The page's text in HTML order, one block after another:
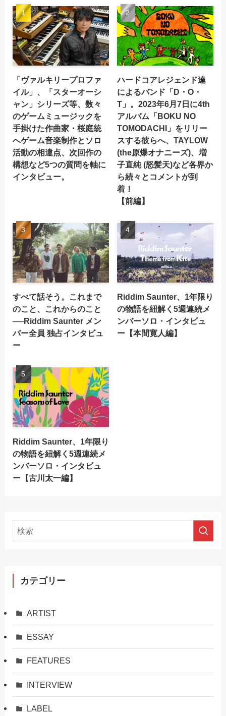
「ヴァルキリープロファ
イル」、「スターオーシ
ャン」シリーズ等、数々
のゲームミュージックを
手掛けた作曲家・桜庭統
へゲーム音楽制作とソロ
活動の相違点、次回作の
構想など5つの質問を軸に
インタビュー。
ハードコアレジェンド達
によるバンド「D・O・
T」。2023年6月7日に4th
アルバム「BOKU NO
TOMODACHI」をリリー
スする彼らへ、TAYLOW
(the原爆オナニーズ)、増
子直純 (怒髪天)など各界か
ら続々とコメントが到
着！
【前編】
すべて話そう。これまで
のこと、これからのこと
──Riddim Saunter メン
バー全員 独占インタビュ
ー
Riddim Saunter、1年限り
の物語を紐解く5週連続メ
ンバーソロ・インタビュ
ー【本間寛人編】
Riddim Saunter、1年限り
の物語を紐解く5週連続メ
ンバーソロ・インタビュ
ー【古川太一編】
カテゴリー
ARTIST
ESSAY
FEATURES
INTERVIEW
LABEL